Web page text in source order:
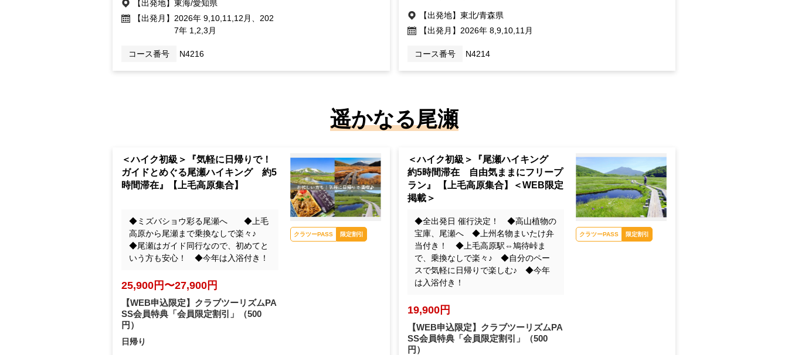
【出発地】東海/愛知県
【出発月】 2026年 9,10,11,12月、202
7年 1,2,3月
コース番号 N4216
【出発地】 東北/青森県
【出発月】 2026年 8,9,10,11月
コース番号 N4214
遥かなる尾瀬
夏の尾瀬・秋の尾瀬・ま
いたけ弁当・尾瀬の木道
＜ハイク初級＞『気軽に日帰りで！
ガイドとめぐる尾瀬ハイキング 約5
時間滞在』【上毛高原集合】
◆ミズバショウ彩る尾瀬へ ◆上毛
高原から尾瀬まで乗換なしで楽々♪
◆尾瀬はガイド同行なので、初めてと
いう方も安心！ ◆今年は入浴付き！
25,900円〜27,900円
【WEB申込限定】クラブツーリズムPA
SS会員特典「会員限定割引」
（500
円）
日帰り
尾瀬の木道（イメージ）
＜ハイク初級＞『尾瀬ハイキング
約5時間滞在 自由気ままにフリープ
ラン』 【上毛高原集合】＜WEB限定
掲載＞
◆全出発日 催行決定！ ◆高山植物の
宝庫、尾瀬へ ◆上州名物まいたけ弁
当付き！ ◆上毛高原駅⇔鳩待峠ま
で、乗換なしで楽々♪ ◆自分のペー
スで気軽に日帰りで楽しむ♪ ◆今年
は入浴付き！
19,900円
【WEB申込限定】クラブツーリズムPA
SS会員特典「会員限定割引」
（500
円）